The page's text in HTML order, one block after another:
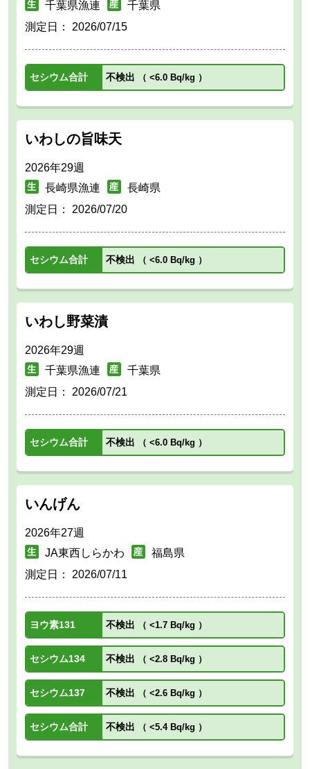
千葉県漁連
千葉県
測定日： 2026/07/15
セシウム合計 不検出 （ <6.0 Bq/kg ）
いわしの旨味天
2026年29週
長崎県漁連
長崎県
測定日： 2026/07/20
セシウム合計 不検出 （ <6.0 Bq/kg ）
いわし野菜漬
2026年29週
千葉県漁連
千葉県
測定日： 2026/07/21
セシウム合計 不検出 （ <6.0 Bq/kg ）
いんげん
2026年27週
JA東西しらかわ
福島県
測定日： 2026/07/11
ヨウ素131 不検出 （ <1.7 Bq/kg ）
セシウム134 不検出 （ <2.8 Bq/kg ）
セシウム137 不検出 （ <2.6 Bq/kg ）
セシウム合計 不検出 （ <5.4 Bq/kg ）